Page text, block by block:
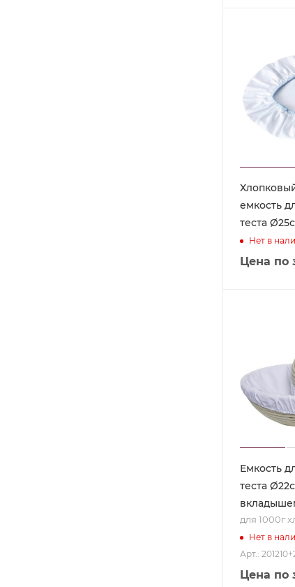
емкость
теста
Нет в
Цена по
Емкость
теста
для 1000г
Нет в
Арт.:
Цена по